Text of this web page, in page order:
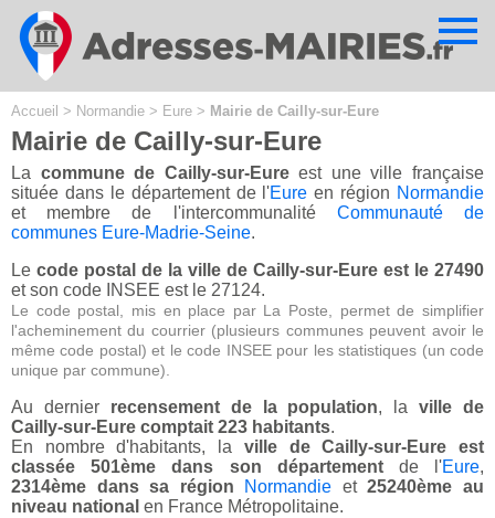
Accueil > Normandie > Eure > Mairie de Cailly-sur-Eure
Mairie de Cailly-sur-Eure
La commune de Cailly-sur-Eureest une ville française
située dans le département de l'Eure en région Normandie
et membre de l'intercommunalité Communauté de
communes Eure-Madrie-Seine.
Le code postal de la ville de Cailly-sur-Eure est le 27490
et son code INSEE est le 27124.
Le code postal, mis en place par La Poste, permet de simplifier
l'acheminement du courrier (plusieurs communes peuvent avoir le
même code postal) et le code INSEE pour les statistiques (un code
unique par commune).
Au dernier recensement de la population, laville de
Cailly-sur-Eure comptait 223 habitants.
En nombre d'habitants, la ville de Cailly-sur-Eure est
classée 501ème dans son départementde l'Eure,
2314ème dans sa région
Normandie et25240ème au
niveau national en France Métropolitaine.
Cookies management panel